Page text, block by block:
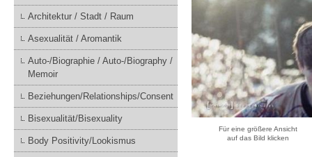
Architektur / Stadt / Raum
Asexualität / Aromantik
Auto-/Biographie / Auto-/Biography /
Memoir
Beziehungen/Relationships/Consent
Bisexualität/Bisexuality
Body Positivity/Lookismus
Für eine größere Ansicht
auf das Bild klicken